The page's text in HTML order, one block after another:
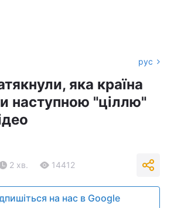
рус
яка країна
наступною "ціллю"
2 хв. 14412
на нас в Google